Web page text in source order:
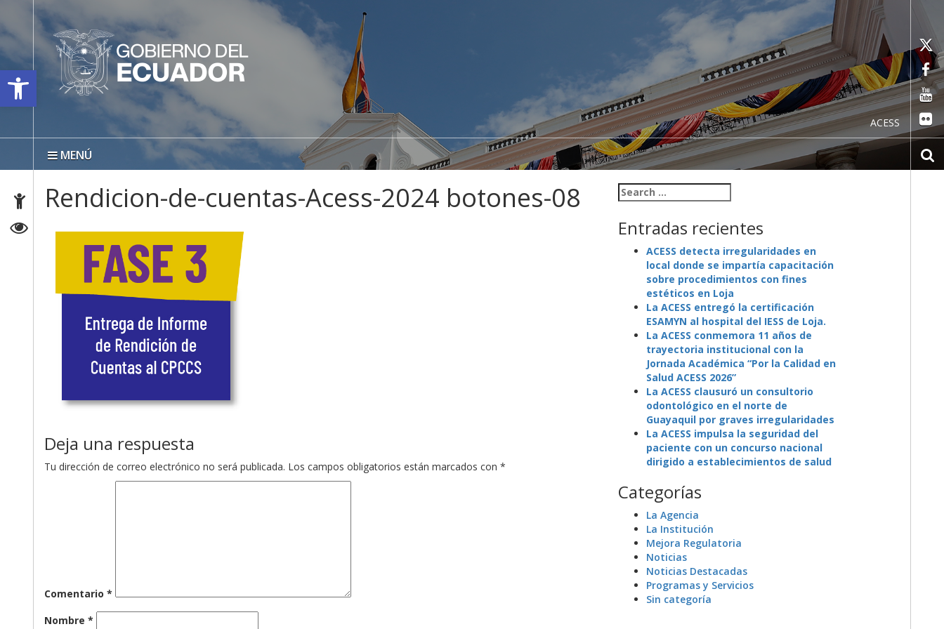
Open toolbar
ACESS
MENÚ
Rendicion-de-cuentas-Acess-2024 botones-08
Deja una respuesta
Tu dirección de correo electrónico no será publicada. Los campos obligatorios están marcados con*
Comentario*
Nombre*
Search for:
Entradas recientes
ACESS detecta irregularidades en
local donde se impartía capacitación
sobre procedimientos con fines
estéticos en Loja
La ACESS entregó la certificación
ESAMYN al hospital del IESS de Loja.
La ACESS conmemora 11 años de
trayectoria institucional con la
Jornada Académica “Por la Calidad en
Salud ACESS 2026”
La ACESS clausuró un consultorio
odontológico en el norte de
Guayaquil por graves irregularidades
La ACESS impulsa la seguridad del
paciente con un concurso nacional
dirigido a establecimientos de salud
Categorías
La Agencia
La Institución
Mejora Regulatoria
Noticias
Noticias Destacadas
Programas y Servicios
Sin categoría